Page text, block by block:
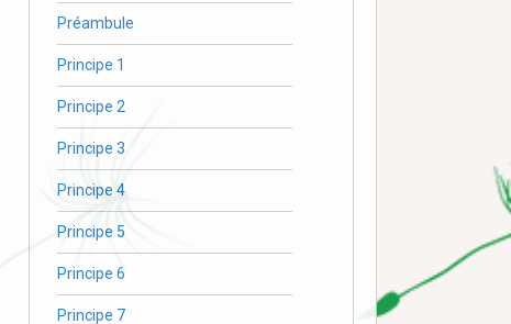
Préambule
Principe 1
Principe 2
Principe 3
Principe 4
Principe 5
Principe 6
Principe 7